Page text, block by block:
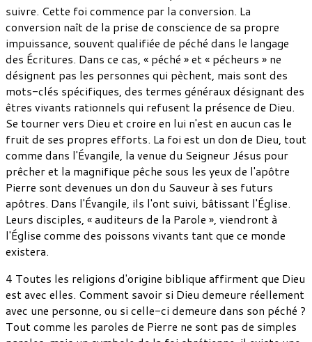
suivre. Cette foi commence par la conversion. La
conversion naît de la prise de conscience de sa propre
impuissance, souvent qualifiée de péché dans le langage
des Écritures. Dans ce cas, « péché » et « pécheurs » ne
désignent pas les personnes qui pèchent, mais sont des
mots-clés spécifiques, des termes généraux désignant des
êtres vivants rationnels qui refusent la présence de Dieu.
Se tourner vers Dieu et croire en lui n'est en aucun cas le
fruit de ses propres efforts. La foi est un don de Dieu, tout
comme dans l'Évangile, la venue du Seigneur Jésus pour
prêcher et la magnifique pêche sous les yeux de l'apôtre
Pierre sont devenues un don du Sauveur à ses futurs
apôtres. Dans l'Évangile, ils l'ont suivi, bâtissant l'Église.
Leurs disciples, « auditeurs de la Parole », viendront à
l'Église comme des poissons vivants tant que ce monde
existera.
4 Toutes les religions d'origine biblique affirment que Dieu
est avec elles. Comment savoir si Dieu demeure réellement
avec une personne, ou si celle-ci demeure dans son péché ?
Tout comme les paroles de Pierre ne sont pas de simples